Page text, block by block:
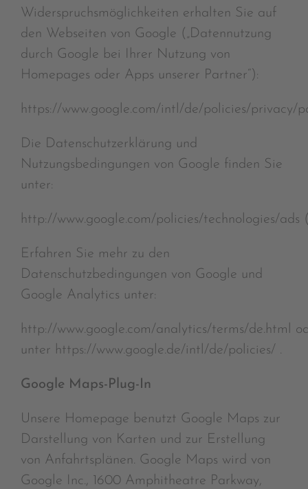
Widerspruchsmöglichkeiten erhalten Sie auf
den Webseiten von Google („Datennutzung
durch Google bei Ihrer Nutzung von
Homepages oder Apps unserer Partner“):
https://www.google.com/intl/de/policies/privacy/
Die Datenschutzerklärung und
Nutzungsbedingungen von Google finden Sie
unter:
http://www.google.com/policies/technologies/ads
Erfahren Sie mehr zu den
Datenschutzbedingungen von Google und
Google Analytics unter:
http://www.google.com/analytics/terms/de.html
unter https://www.google.de/intl/de/policies/ .
Google Maps-Plug-In
Unsere Homepage benutzt Google Maps zur
Darstellung von Karten und zur Erstellung
von Anfahrtsplänen. Google Maps wird von
Google Inc., 1600 Amphitheatre Parkway,